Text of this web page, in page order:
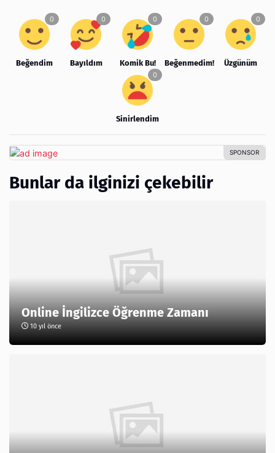
Beğendim Bayıldım Komik Bu! Beğenmedim! Üzgünüm
Sinirlendim
Bunlar da ilginizi çekebilir
Online İngilizce Öğrenme Zamanı
10 yıl önce